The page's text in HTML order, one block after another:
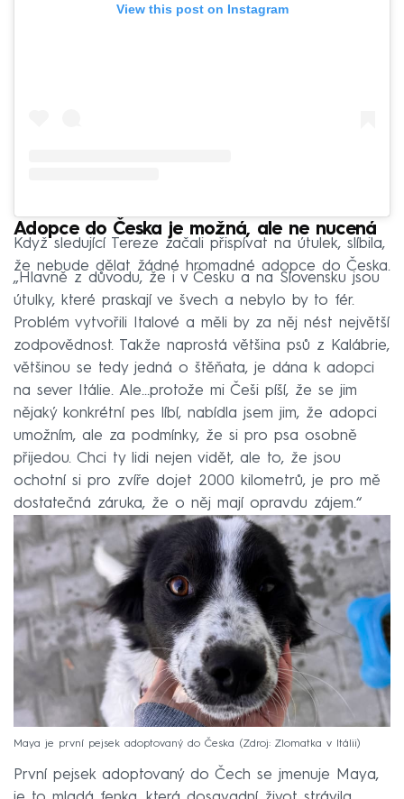
View this post on Instagram
Adopce do Česka je možná, ale ne nucená
Když sledující Tereze začali přispívat na útulek, slíbila,
že nebude dělat žádné hromadné adopce do Česka.
„Hlavně z důvodu, že i v Česku a na Slovensku jsou
útulky, které praskají ve švech a nebylo by to fér.
Problém vytvořili Italové a měli by za něj nést největší
zodpovědnost. Takže naprostá většina psů z Kalábrie,
většinou se tedy jedná o štěňata, je dána k adopci
na sever Itálie. Ale...protože mi Češi píší, že se jim
nějaký konkrétní pes líbí, nabídla jsem jim, že adopci
umožním, ale za podmínky, že si pro psa osobně
přijedou. Chci ty lidi nejen vidět, ale to, že jsou
ochotní si pro zvíře dojet 2000 kilometrů, je pro mě
dostatečná záruka, že o něj mají opravdu zájem.“
Maya je první pejsek adoptovaný do Česka Zdroj: Zlomatka v Itálii
První pejsek adoptovaný do Čech se jmenuje Maya,